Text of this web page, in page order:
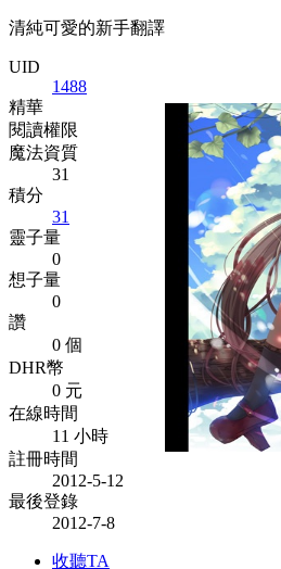
清純可愛的新手翻譯
UID
1488
精華
閱讀權限
魔法資質
31
積分
31
靈子量
0
想子量
0
讚
0 個
DHR幣
0 元
在線時間
11 小時
註冊時間
2012-5-12
最後登錄
2012-7-8
收聽TA